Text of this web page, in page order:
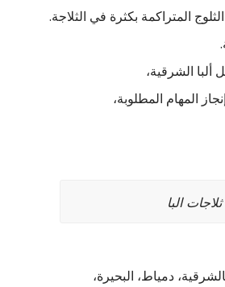
المتراكمة بكثرة في الثلاجة.
الشرقية،
المهام المطلوبة،
البا
دمياط، البحيرة،